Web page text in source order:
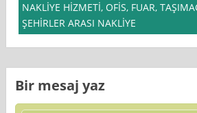
NAKLİYE HİZMETİ, OFİS, FUAR,
ŞEHİRLER ARASI NAKLİYE
Bir mesaj yaz